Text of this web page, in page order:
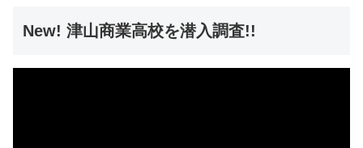
New! 津山商業高校を潜入調査!!